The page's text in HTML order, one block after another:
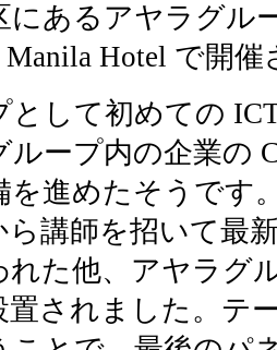
にあるアヤラグル
Manila Hotel で開
として初めての
ループ内の企業の
を進めたそうです
ら講師を招いて最
れた他、アヤラグ
置されました。テ